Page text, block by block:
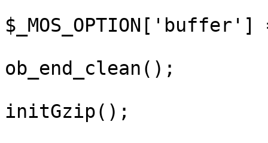
ob_end_clean();
initGzip();